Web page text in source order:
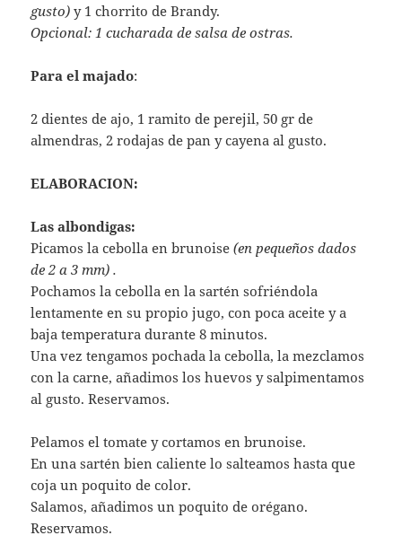
gusto) y 1 chorrito de Brandy.
Opcional: 1 cucharada de salsa de ostras.
Para el majado:
2 dientes de ajo, 1 ramito de perejil, 50 gr de
almendras, 2 rodajas de pan y cayena al gusto.
ELABORACION:
Las albondigas:
Picamos la cebolla en brunoise (en pequeños dados
de 2 a 3 mm) .
Pochamos la cebolla en la sartén sofriéndola
lentamente en su propio jugo, con poca aceite y a
baja temperatura durante 8 minutos.
Una vez tengamos pochada la cebolla, la mezclamos
con la carne, añadimos los huevos y salpimentamos
al gusto. Reservamos.
Pelamos el tomate y cortamos en brunoise.
En una sartén bien caliente lo salteamos hasta que
coja un poquito de color.
Salamos, añadimos un poquito de orégano.
Reservamos.